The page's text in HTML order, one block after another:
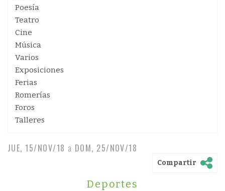
Poesía
Teatro
Cine
Música
Varios
Exposiciones
Ferias
Romerías
Foros
Talleres
JUE, 15/NOV/18 a DOM, 25/NOV/18
Compartir
Deportes